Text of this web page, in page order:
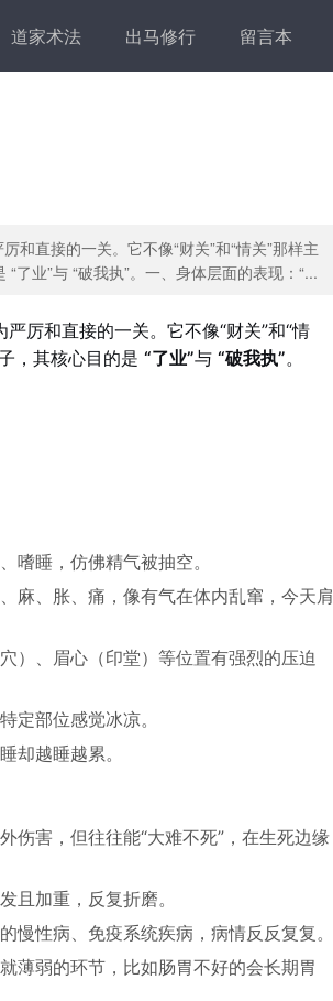
道家术法 出马修行 留言本
和直接的一关。它不像“财关”和“情关”那样主
业”与 “破我执”。一、身体层面的表现：“...
严厉和直接的一关。它不像“财关”和“情
，其核心目的是 “了业”与 “破我执”。
嗜睡，仿佛精气被抽空。
麻、胀、痛，像有气在体内乱窜，今天肩
）、眉心（印堂）等位置有强烈的压迫
定部位感觉冰凉。
却越睡越累。
伤害，但往往能“大难不死”，在生死边缘
且加重，反复折磨。
慢性病、免疫系统疾病，病情反反复复。
薄弱的环节，比如肠胃不好的会长期胃